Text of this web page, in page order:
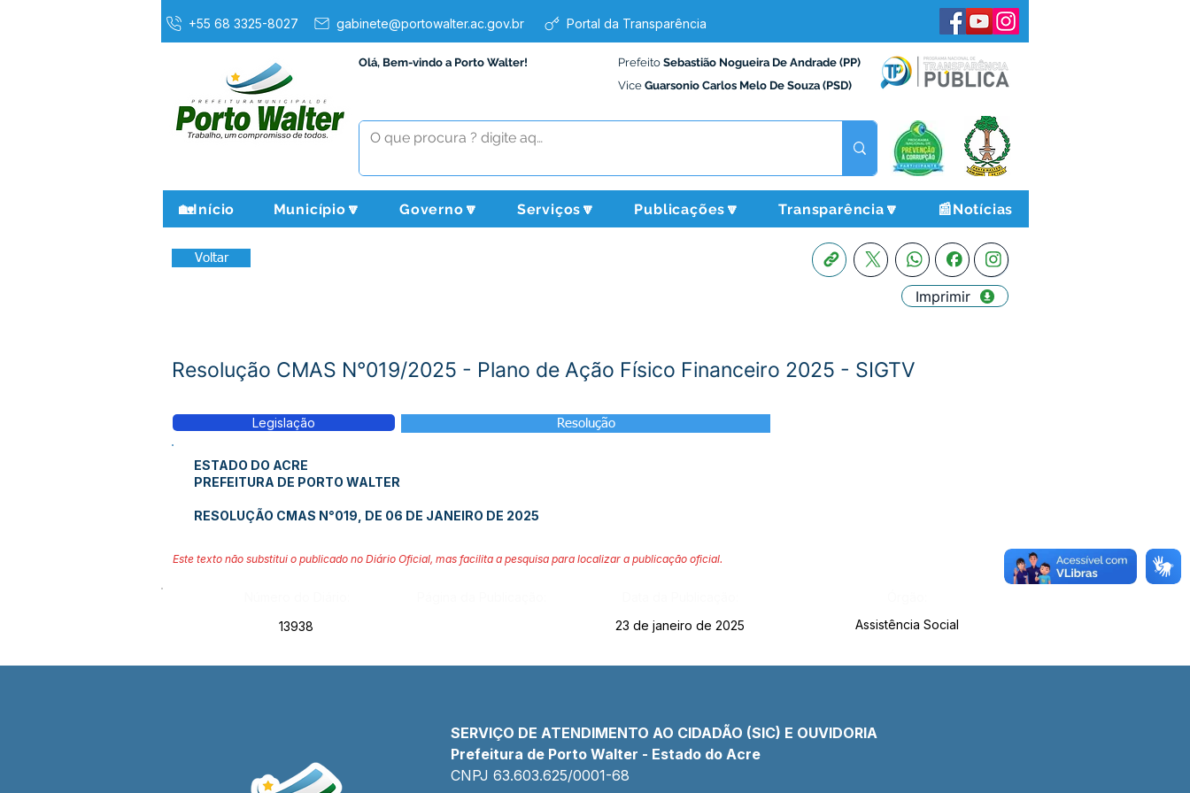
+55 68 3325-8027 gabinete@portowalter.ac.gov.br Portal da Transparência
Olá, Bem-vindo a Porto Walter! Prefeito Sebastião Nogueira De Andrade (PP)
Vice Guarsonio Carlos Melo De Souza (PSD)
🏡Início Município🔽 Governo🔽 Serviços🔽 Publicações🔽 Transparência🔽 📰Notícias
Voltar
Imprimir
Resolução CMAS N°019/2025 - Plano de Ação Físico Financeiro 2025 - SIGTV
Legislação Resolução
ESTADO DO ACRE
PREFEITURA DE PORTO WALTER
RESOLUÇÃO CMAS N°019, DE 06 DE JANEIRO DE 2025
Este texto não substitui o publicado no Diário Oficial, mas facilita a pesquisa para localizar a publicação oficial.
13938
23 de janeiro de 2025 Assistência Social
SERVIÇO DE ATENDIMENTO AO CIDADÃO (SIC) E OUVIDORIA
Prefeitura de Porto Walter - Estado do Acre
CNPJ 63.603.625/0001-68